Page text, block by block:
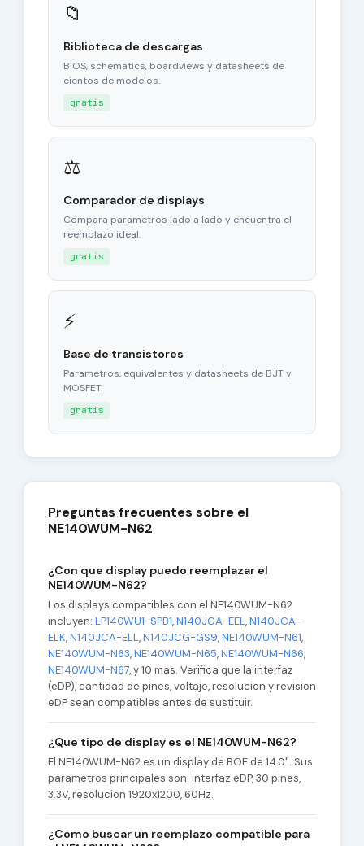
📁
Biblioteca de descargas
BIOS, schematics, boardviews y datasheets de
cientos de modelos.
gratis
⚖
Comparador de displays
Compara parametros lado a lado y encuentra el
reemplazo ideal.
gratis
⚡
Base de transistores
Parametros, equivalentes y datasheets de BJT y
MOSFET.
gratis
Preguntas frecuentes sobre el
NE140WUM-N62
¿Con que display puedo reemplazar el
NE140WUM-N62?
Los displays compatibles con el NE140WUM-N62
incluyen: LP140WU1-SPB1,N140JCA-EEL,N140JCA-
ELK,N140JCA-ELL,N140JCG-GS9,NE140WUM-N61,
NE140WUM-N63,NE140WUM-N65,NE140WUM-N66,
NE140WUM-N67, y 10 mas. Verifica que la interfaz
(eDP), cantidad de pines, voltaje, resolucion y revision
eDP sean compatibles antes de sustituir.
¿Que tipo de display es el NE140WUM-N62?
El NE140WUM-N62 es un display de BOE de 14.0". Sus
parametros principales son: interfaz eDP, 30 pines,
3.3V, resolucion 1920x1200, 60Hz.
¿Como buscar un reemplazo compatible para